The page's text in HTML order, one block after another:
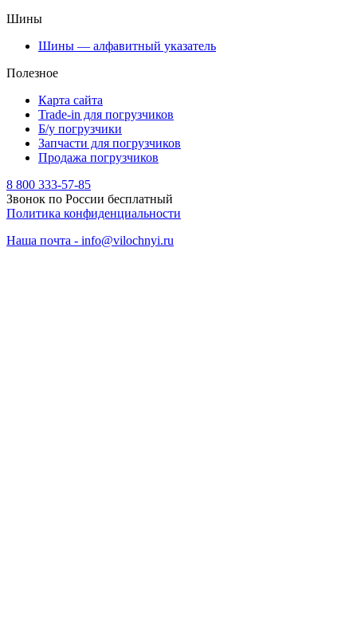
Шины
Шины — алфавитный указатель
Полезное
Карта сайта
Trade-in для погрузчиков
Б/у погрузчики
Запчасти для погрузчиков
Продажа погрузчиков
8 800 333-57-85
Звонок по России бесплатный
Политика конфиденциальности
Наша почта - info@vilochnyi.ru